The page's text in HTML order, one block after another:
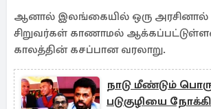
ஆனால் இலங்கையில் ஒரு அரசினால்
சிறுவர்கள் காணாமல்
காலத்தின் கசப்பான வரலாறு.
நாடு மீண்டும்
படுகுழியை